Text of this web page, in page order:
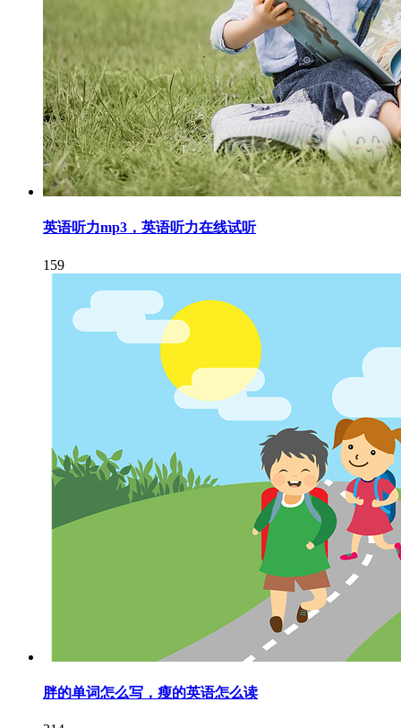
英语听力mp3，英语听力在线试听
159
胖的单词怎么写，瘦的英语怎么读